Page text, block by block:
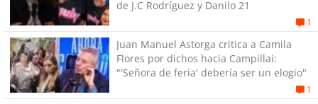
de J.C Rodríguez y Danilo 21
1
Juan Manuel Astorga critica a Camila
Flores por dichos hacia Campillai:
"'Señora de feria' debería ser un elogio"
1